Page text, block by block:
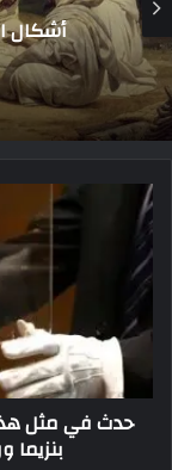
النبطي في الوطن
حدث في مثل